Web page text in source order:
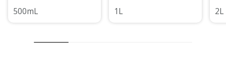
500mL 1L 2L